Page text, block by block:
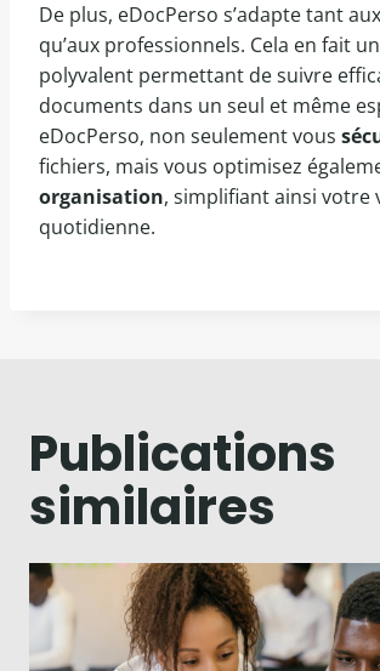
De plus, eDocPerso s’adapte tant
qu’aux professionnels. Cela en fait
polyvalent permettant de suivre
documents dans un seul et même
eDocPerso, non seulement vous
fichiers, mais vous optimisez
organisation, simplifiant ainsi votre
quotidienne.
Publications
similaires